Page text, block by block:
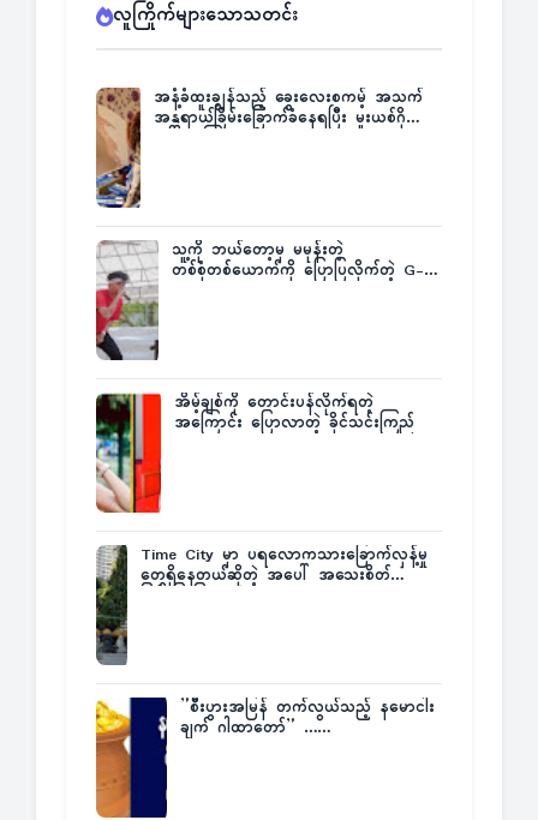
လူကြိုက်များသောသတင်း
အနံ့ခံထူးချွန်သည့် ခွေးလေးစကမ့် အသက်
အန္တရာယ်ခြိမ်းခြောက်ခံနေရပြီး မူးယစ်ဂိုဏ်း
သူ့ကို ဘယ်တော့မှ မမုန်းတဲ့
တစ်စုံတစ်ယောက်ကို ပြောပြလိုက်တဲ့ G-
အိမ့်ချစ်ကို တောင်းပန်လိုက်ရတဲ့
အကြောင်း ပြောလာတဲ့ ခိုင်သင်းကြည်
Time City မှာ ပရလောကသားခြောက်လှန့်မှု
တွေရှိနေတယ်ဆိုတဲ့ အပေါ် အသေးစိတ်
”စီးပွားအမြန် တက်လွယ်သည့် နမောငါး
ချက် ဂါထာတော်” ……